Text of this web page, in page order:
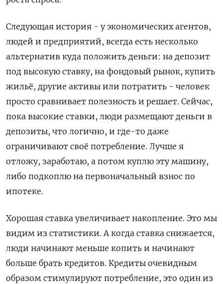
Следующая история - у экономических агентов,
людей и предприятий, всегда есть несколько
альтернатив куда положить деньги: на депозит
под высокую ставку, на фондовый рынок, купить
жильё, другие активы или потратить - человек
просто сравнивает полезность и решает. Сейчас,
пока высокие ставки, люди размещают деньги в
депозиты, что логично, и где-то даже
ограничивают своё потребление. Лучше я
отложу, заработаю, а потом куплю эту машину,
либо подкоплю на первоначальный взнос по
ипотеке.
Хорошая ставка увеличивает накопление. Это мы
видим из статистики. А когда ставка снижается,
люди начинают меньше копить и начинают
больше брать кредитов. Кредиты очевидным
образом стимулируют потребление, это один из